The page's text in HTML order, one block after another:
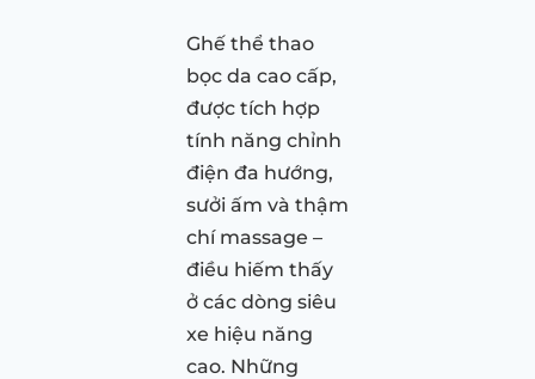
Ghế thể thao
bọc da cao cấp,
được tích hợp
tính năng chỉnh
điện đa hướng,
sưởi ấm và thậm
chí massage –
điều hiếm thấy
ở các dòng siêu
xe hiệu năng
cao. Những